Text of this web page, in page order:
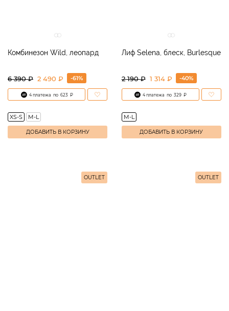
Комбинезон Wild, леопард
6 390₽ 2 490 ₽ -61%
4 платежа по 623 ₽
XS-S M-L
ДОБАВИТЬ В КОРЗИНУ
Лиф Selena, блеск, Burlesque
2 190₽ 1 314 ₽ -40%
4 платежа по 329 ₽
M-L
ДОБАВИТЬ В КОРЗИНУ
OUTLET OUTLET